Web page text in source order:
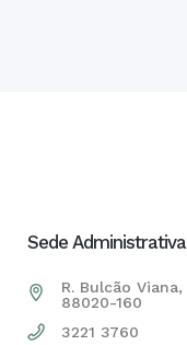
Sede Administrativa
R. Bulcão
88020-160
3221 3760